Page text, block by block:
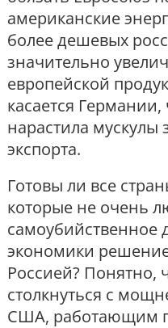
американские
более дешевых
значительно
европейской
касается
нарастила мускулы
экспорта.
Готовы ли все
которые не очень
самоубийственное
экономики
Россией? Понятно,
столкнуться с
США, работающим